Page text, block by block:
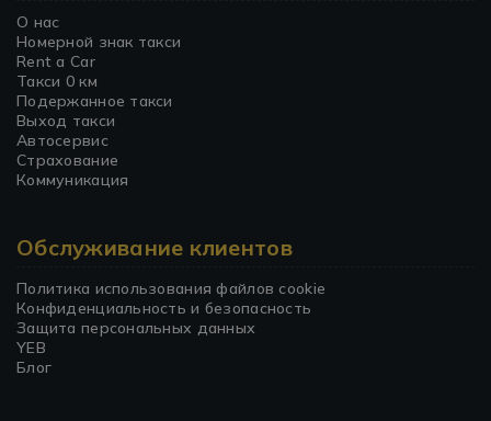
О нас
Номерной знак такси
Rent a Car
Такси 0 км
Подержанное такси
Выход такси
Автосервис
Страхование
Коммуникация
Обслуживание клиентов
Политика использования файлов cookie
Конфиденциальность и безопасность
Защита персональных данных
YEB
Блог